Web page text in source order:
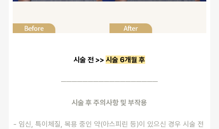
시술 전 >> 시술 6개월 후
──────────────────
시술 후 주의사항 및 부작용
- 임신, 특이체질, 복용 중인 약(아스피린 등)이 있으신 경우 시술 전